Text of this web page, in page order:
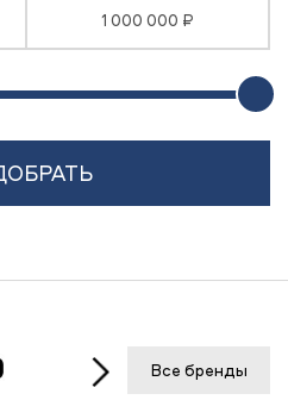
1 000 000 ₽
Все бренды